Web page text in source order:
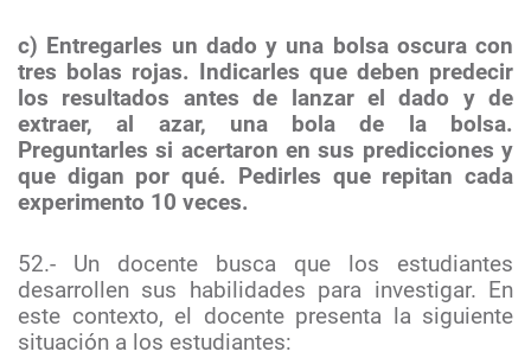
c) Entregarles un dado y una bolsa oscura con
tres bolas rojas. Indicarles que deben predecir
los resultados antes de lanzar el dado y de
extraer, al azar, una bola de la bolsa.
Preguntarles si acertaron en sus predicciones y
que digan por qué. Pedirles que repitan cada
experimento 10 veces.
52.- Un docente busca que los estudiantes
desarrollen sus habilidades para investigar. En
este contexto, el docente presenta la siguiente
situación a los estudiantes: